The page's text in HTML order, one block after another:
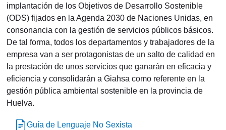
implantación de los Objetivos de Desarrollo Sostenible
(ODS) fijados en la Agenda 2030 de Naciones Unidas, en
consonancia con la gestión de servicios públicos básicos.
De tal forma, todos los departamentos y trabajadores de la
empresa van a ser protagonistas de un salto de calidad en
la prestación de unos servicios que ganarán en eficacia y
eficiencia y consolidarán a Giahsa como referente en la
gestión pública ambiental sostenible en la provincia de
Huelva.
Guía de Lenguaje No Sexista